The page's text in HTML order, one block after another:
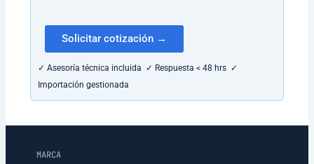
Solicitar cotización →
✓ Asesoría técnica incluida ✓ Respuesta < 48 hrs ✓
Importación gestionada
MARCA